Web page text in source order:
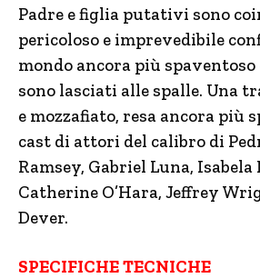
Padre e figlia putativi sono
pericoloso e imprevedibile
mondo ancora più
sono lasciati alle spalle. Una
e mozzafiato, resa ancora più
cast di attori del calibro di
Ramsey, Gabriel Luna, Isabela
Catherine O’Hara, Jeffrey
Dever.
SPECIFICHE TECNICHE